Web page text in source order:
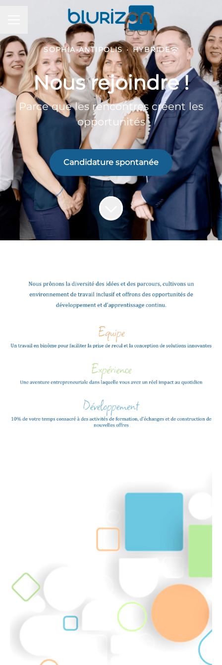
SOPHIA-ANTIPOLIS · HYBRIDE
Nous rejoindre !
Parce que les rencontres créent les
opportunités
Candidature spontanée